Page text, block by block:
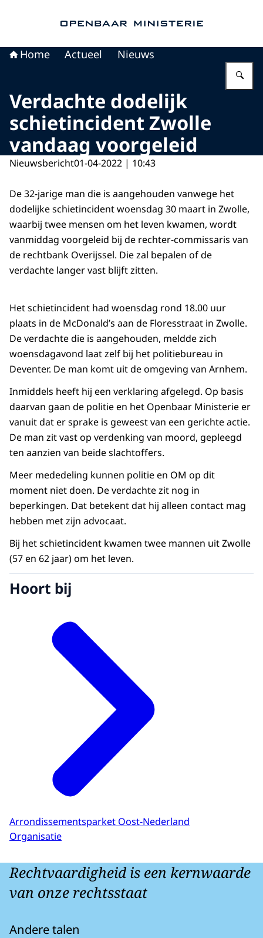
Home Actueel Nieuws
Verdachte dodelijk
schietincident Zwolle
vandaag voorgeleid
Nieuwsbericht01-04-2022 | 10:43
De 32-jarige man die is aangehouden vanwege het
dodelijke schietincident woensdag 30 maart in Zwolle,
waarbij twee mensen om het leven kwamen, wordt
vanmiddag voorgeleid bij de rechter-commissaris van
de rechtbank Overijssel. Die zal bepalen of de
verdachte langer vast blijft zitten.
Het schietincident had woensdag rond 18.00 uur
plaats in de McDonald’s aan de Floresstraat in Zwolle.
De verdachte die is aangehouden, meldde zich
woensdagavond laat zelf bij het politiebureau in
Deventer. De man komt uit de omgeving van Arnhem.
Inmiddels heeft hij een verklaring afgelegd. Op basis
daarvan gaan de politie en het Openbaar Ministerie er
vanuit dat er sprake is geweest van een gerichte actie.
De man zit vast op verdenking van moord, gepleegd
ten aanzien van beide slachtoffers.
Meer mededeling kunnen politie en OM op dit
moment niet doen. De verdachte zit nog in
beperkingen. Dat betekent dat hij alleen contact mag
hebben met zijn advocaat.
Bij het schietincident kwamen twee mannen uit Zwolle
(57 en 62 jaar) om het leven.
Hoort bij
Arrondissementsparket Oost-Nederland
Organisatie
Rechtvaardigheid is een kernwaarde
van onze rechtsstaat
Andere talen